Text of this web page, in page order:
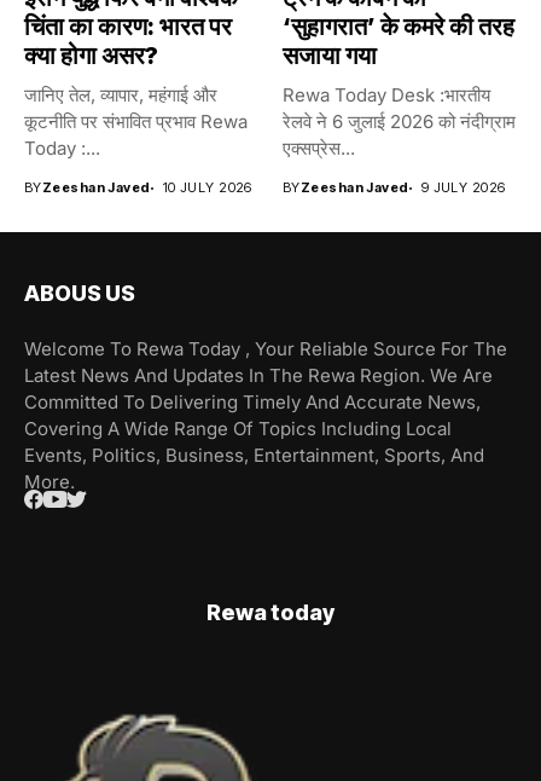
चिंता का कारण: भारत पर
क्या होगा असर?
जानिए तेल, व्यापार, महंगाई और
कूटनीति पर संभावित प्रभाव Rewa
Today :...
BYZeeshan Javed 10 JULY 2026
‘सुहागरात’ के कमरे की तरह
सजाया गया
Rewa Today Desk :भारतीय
रेलवे ने 6 जुलाई 2026 को नंदीग्राम
एक्सप्रेस...
BYZeeshan Javed 9 JULY 2026
ABOUS US
Welcome To Rewa Today , Your Reliable Source For The
Latest News And Updates In The Rewa Region. We Are
Committed To Delivering Timely And Accurate News,
Covering A Wide Range Of Topics Including Local
Events, Politics, Business, Entertainment, Sports, And
More.
Rewa today